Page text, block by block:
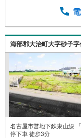
は貴重な広
ホームを建築
側公道（幅員
す。更地渡し
可能です。
らしやすさを
海部郡大治町大字砂子字
名古屋市営地下鉄東山線
停下車 徒歩3分